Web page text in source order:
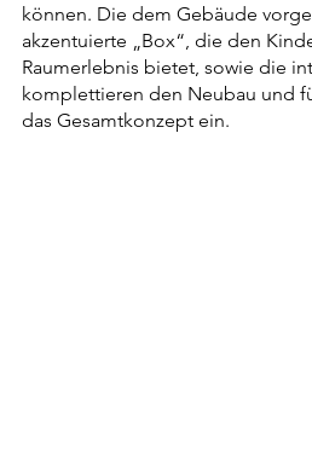
können. Die dem Gebäude
akzentuierte „Box“, die den
Raumerlebnis bietet, sowie die
komplettieren den Neubau und
das Gesamtkonzept ein.